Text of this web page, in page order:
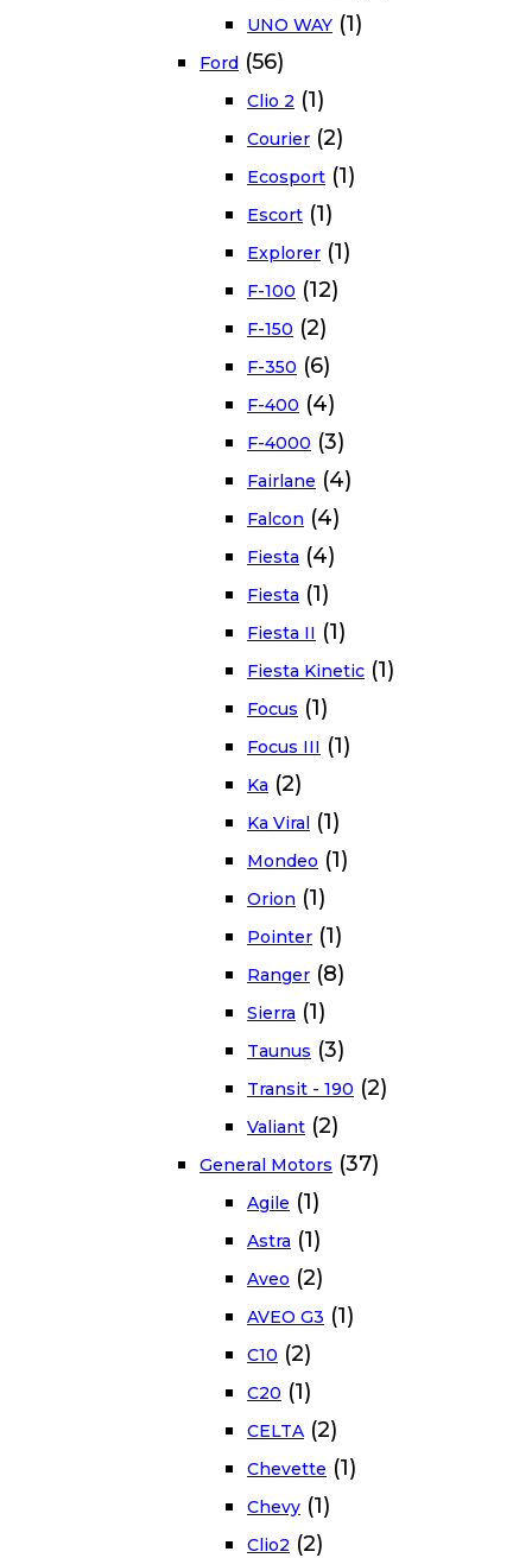
UNO WAY (1)
Ford (56)
Clio 2 (1)
Courier (2)
Ecosport (1)
Escort (1)
Explorer (1)
F-100 (12)
F-150 (2)
F-350 (6)
F-400 (4)
F-4000 (3)
Fairlane (4)
Falcon (4)
Fiesta (4)
Fiesta (1)
Fiesta II (1)
Fiesta Kinetic (1)
Focus (1)
Focus III (1)
Ka (2)
Ka Viral (1)
Mondeo (1)
Orion (1)
Pointer (1)
Ranger (8)
Sierra (1)
Taunus (3)
Transit - 190 (2)
Valiant (2)
General Motors (37)
Agile (1)
Astra (1)
Aveo (2)
AVEO G3 (1)
C10 (2)
C20 (1)
CELTA (2)
Chevette (1)
Chevy (1)
Clio2 (2)